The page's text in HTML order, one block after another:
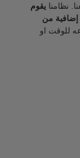
نظامنا يقوم
من
للوقت او